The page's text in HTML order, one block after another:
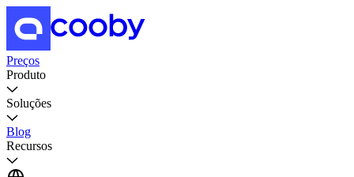
Preços
Produto
Soluções
Blog
Recursos